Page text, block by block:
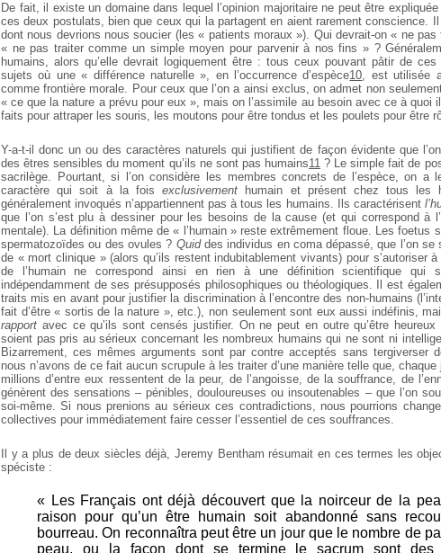
De fait, il existe un domaine dans lequel l’opinion majoritaire ne peut être
ces deux postulats, bien que ceux qui la partagent en aient rarement conscience.
dont nous devrions nous soucier (les « patients moraux »). Qui devrait-on « ne
« ne pas traiter comme un simple moyen pour parvenir à nos fins » ?
humains, alors qu’elle devrait logiquement être : tous ceux pouvant pâtir de
sujets où une « différence naturelle », en l’occurrence d’espèce10, est utilisée
comme frontière morale. Pour ceux que l’on a ainsi exclus, on admet non
« ce que la nature a prévu pour eux », mais on l’assimile au besoin avec ce à
faits pour attraper les souris, les moutons pour être tondus et les poulets pour être
Y-a-t-il donc un ou des caractères naturels qui justifient de façon évidente que
des êtres sensibles du moment qu’ils ne sont pas humains11? Le simple fait de
sacrilège. Pourtant, si l’on considère les membres concrets de l’espèce, on a
caractère qui soit à la foisexclusivement humain et présent chez tous les
généralement invoqués n’appartiennent pas à tous les humains. Ils caractérisent
que l’on s’est plu à dessiner pour les besoins de la cause (et qui correspond à
mentale). La définition même de « l’humain » reste extrêmement floue. Les foetus
spermatozoïdes ou des ovules ? Quiddes individus en coma dépassé, que l’on se
de « mort clinique » (alors qu’ils restent indubitablement vivants) pour s’autoriser
de l’humain ne correspond ainsi en rien à une définition scientifique qui
indépendamment de ses présupposés philosophiques ou théologiques. Il est
traits mis en avant pour justifier la discrimination à l’encontre des non-humains
fait d’être « sortis de la nature », etc.), non seulement sont eux aussi indéfinis,
rapport avec ce qu’ils sont censés justifier. On ne peut en outre qu’être heureux
soient pas pris au sérieux concernant les nombreux humains qui ne sont ni
Bizarrement, ces mêmes arguments sont par contre acceptés sans tergiverser
nous n’avons de ce fait aucun scrupule à les traiter d’une manière telle que,
millions d’entre eux ressentent de la peur, de l’angoisse, de la souffrance, de
génèrent des sensations – pénibles, douloureuses ou insoutenables – que l’on
soi-même. Si nous prenions au sérieux ces contradictions, nous pourrions
collectives pour immédiatement faire cesser l’essentiel de ces souffrances.
Il y a plus de deux siècles déjà, Jeremy Bentham résumait en ces termes les
spéciste :
« Les Français ont déjà découvert que la noirceur de la
raison pour qu’un être humain soit abandonné sans
bourreau. On reconnaîtra peut être un jour que le nombre de
peau, ou la façon dont se termine le sacrum sont des